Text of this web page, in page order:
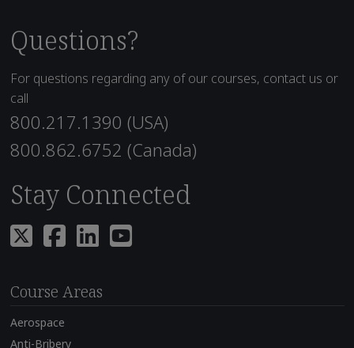
Questions?
For questions regarding any of our courses, contact us or
call
800.217.1390 (USA)
800.862.6752 (Canada)
Stay Connected
Course Areas
Aerospace
Anti-Bribery